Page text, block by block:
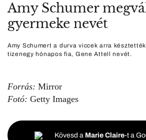
Amy Schumer
gyermeke nevét
Amy Schumert a durva viccek arra
tizenegy hónapos fia, Gene Attell nevét.
Forrás: Mirror
Fotó: Getty Images
Kövesd a Marie Claire-t a